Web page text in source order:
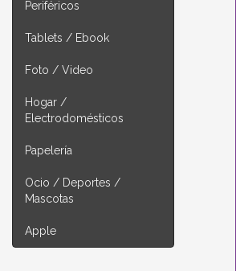
Periféricos
Tablets / Ebook
Foto / Video
Hogar /
Electrodomésticos
Papelería
Ocio / Deportes /
Mascotas
Apple